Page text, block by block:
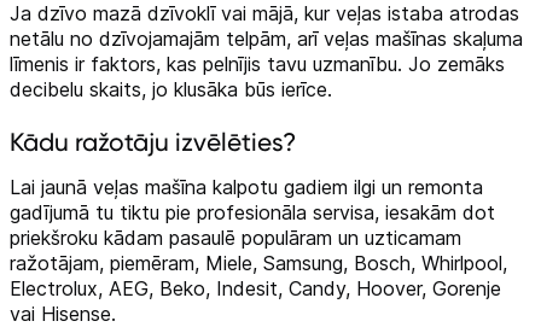
Ja dzīvo mazā dzīvoklī vai mājā, kur veļas istaba atrodas
netālu no dzīvojamajām telpām, arī veļas mašīnas skaļuma
līmenis ir faktors, kas pelnījis tavu uzmanību. Jo zemāks
decibelu skaits, jo klusāka būs ierīce.
Kādu ražotāju izvēlēties?
Lai jaunā veļas mašīna kalpotu gadiem ilgi un remonta
gadījumā tu tiktu pie profesionāla servisa, iesakām dot
priekšroku kādam pasaulē populāram un uzticamam
ražotājam, piemēram, Miele, Samsung, Bosch, Whirlpool,
Electrolux, AEG, Beko, Indesit, Candy, Hoover, Gorenje
vai Hisense.